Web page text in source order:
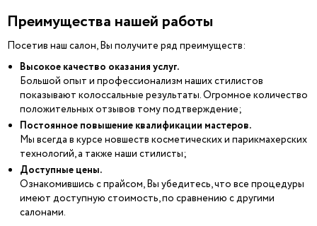
Преимущества нашей работы
Посетив наш салон, Вы получите ряд преимуществ:
Высокое качество оказания услуг.
Большой опыт и профессионализм наших стилистов
показывают колоссальные результаты. Огромное количество
положительных отзывов тому подтверждение;
Постоянное повышение квалификации мастеров.
Мы всегда в курсе новшеств косметических и парикмахерских
технологий, а также наши стилисты;
Доступные цены.
Ознакомившись с прайсом, Вы убедитесь, что все процедуры
имеют доступную стоимость, по сравнению с другими
салонами.